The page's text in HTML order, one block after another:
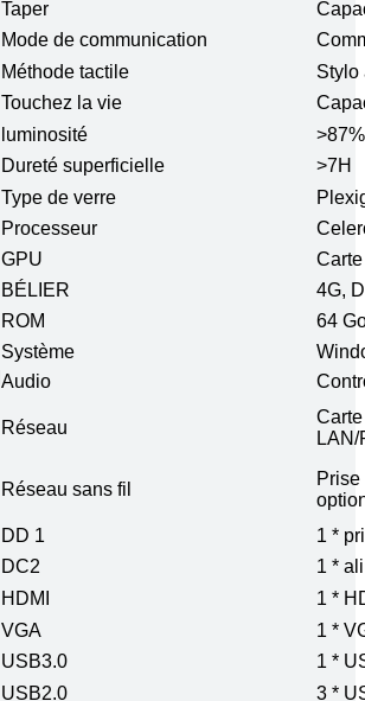
Taper
Mode de communication
Méthode tactile
Stylo
Touchez la vie
luminosité
>87%
Dureté superficielle
>7H
Type de verre
Processeur
GPU
BÉLIER
4G,
ROM
64
Système
Audio
Réseau
LAN/
Réseau sans fil
DD 1
1 *
DC2
1 *
HDMI
1 *
VGA
1 *
USB3.0
1 *
USB2.0
3 *